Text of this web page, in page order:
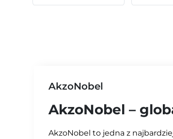
AkzoNobel
AkzoNobel –
AkzoNobel to jedna z